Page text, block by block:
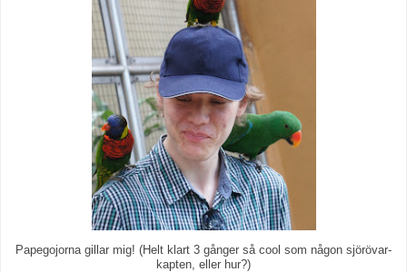
Papegojorna gillar mig! (Helt klart 3 gånger så cool som någon sjörövar-
kapten, eller hur?)